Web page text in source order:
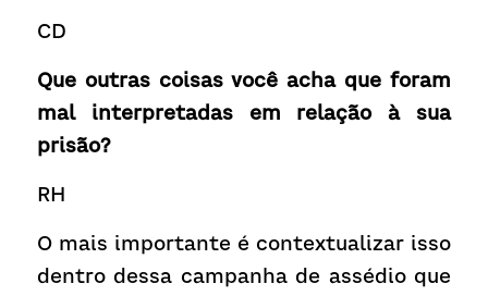
CD
Que outras coisas você acha que foram
mal interpretadas em relação à sua
prisão?
RH
O mais importante é contextualizar isso
dentro dessa campanha de assédio que